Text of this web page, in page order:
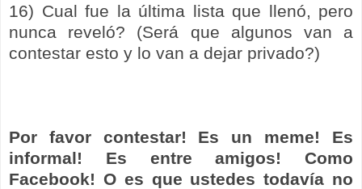
16) Cual fue la última lista que llenó, pero
nunca reveló? (Será que algunos van a
contestar esto y lo van a dejar privado?)
Por favor contestar! Es un meme! Es
informal! Es entre amigos! Como
Facebook! O es que ustedes todavía no